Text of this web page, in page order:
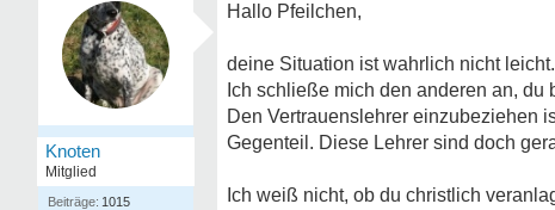
Knoten
Mitglied
1015
Hallo Pfeilchen,
deine Situation ist wahrlich nicht leicht.
Ich schließe mich den anderen an,
Den Vertrauenslehrer einzubeziehen
Gegenteil. Diese Lehrer sind doch
Ich weiß nicht, ob du christlich